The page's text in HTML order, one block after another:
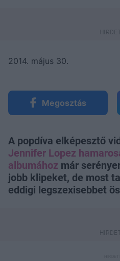
2014. május 30.
Megosztás
A popdíva elképesztő
Jennifer Lopez
albumához már
jobb klipeket, de most
eddigi legszexisebbet